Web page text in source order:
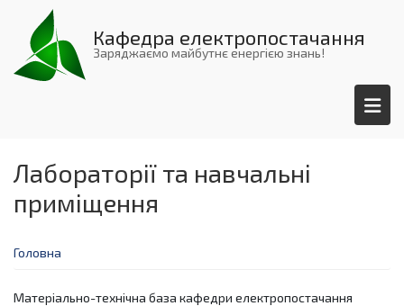
Перейти
основного
вмісту
Кафедра електропостачання
Заряджаємо майбутнє енергією знань!
Лабораторії та навчальні
приміщення
Головна
Матеріально-технічна база кафедри електропостачання